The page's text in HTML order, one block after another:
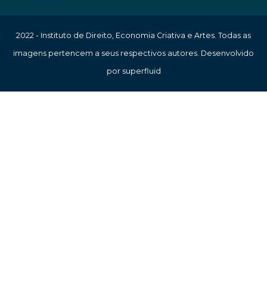
2022 - Instituto de Direito, Economia Criativa e Artes. Todas as
imagens pertencem a seus respectivos autores. Desenvolvido
por superfluid